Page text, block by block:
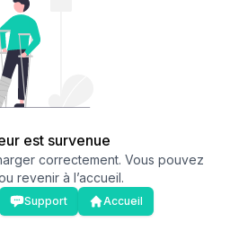
est survenue
correctement. Vous pouvez
revenir à l’accueil.
Support Accueil